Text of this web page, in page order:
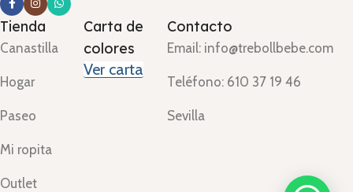
Tienda
Canastilla
Hogar
Paseo
Mi ropita
Outlet
Carta de
colores
Ver carta
Contacto
Email: info@trebollbebe.com
Teléfono: 610 37 19 46
Sevilla